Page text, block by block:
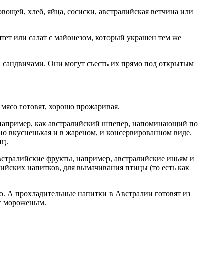
хлеб, яйца, сосиски, австралийская ветчина или
или салат с майонезом, который украшен тем же
сандвичами. Они могут съесть их прямо под открытым
готовят, хорошо прожаривая.
как австралийский шпепер, напоминающий по
вкусненькая и в жареном, и консервированном виде.
фрукты, например, австралийские иньям и
напитков, для вымачивания птицы (то есть как
прохладительные напитки в Австралии готовят из
мороженым.